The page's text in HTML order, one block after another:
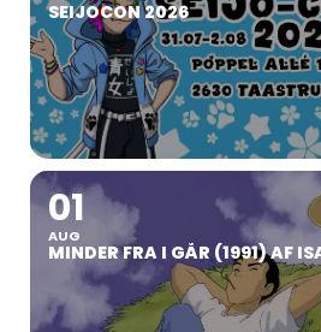
SEIJOCON 2026
01
AUG
MINDER FRA I GÅR (1991) AF